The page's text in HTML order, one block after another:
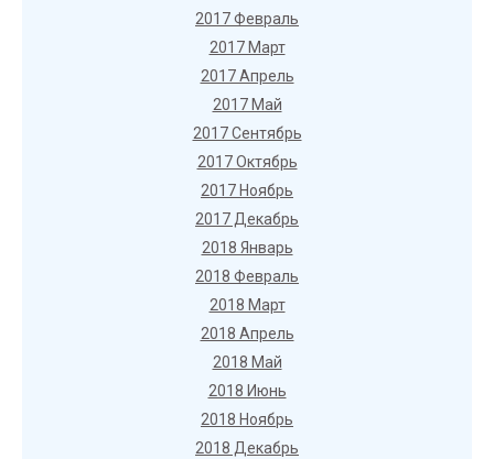
2017 Февраль
2017 Март
2017 Апрель
2017 Май
2017 Сентябрь
2017 Октябрь
2017 Ноябрь
2017 Декабрь
2018 Январь
2018 Февраль
2018 Март
2018 Апрель
2018 Май
2018 Июнь
2018 Ноябрь
2018 Декабрь